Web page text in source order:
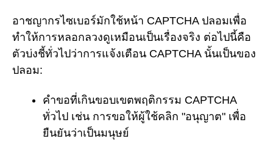
อาชญากรไซเบอร์มักใช้หน้า CAPTCHA ปลอมเพื่อ
ทำให้การหลอกลวงดูเหมือนเป็นเรื่องจริง ต่อไปนี้คือ
ตัวบ่งชี้ทั่วไปว่าการแจ้งเตือน CAPTCHA นั้นเป็นของ
ปลอม:
คำขอที่เกินขอบเขตพฤติกรรม CAPTCHA
ทั่วไป เช่น การขอให้ผู้ใช้คลิก "อนุญาต" เพื่อ
ยืนยันว่าเป็นมนุษย์